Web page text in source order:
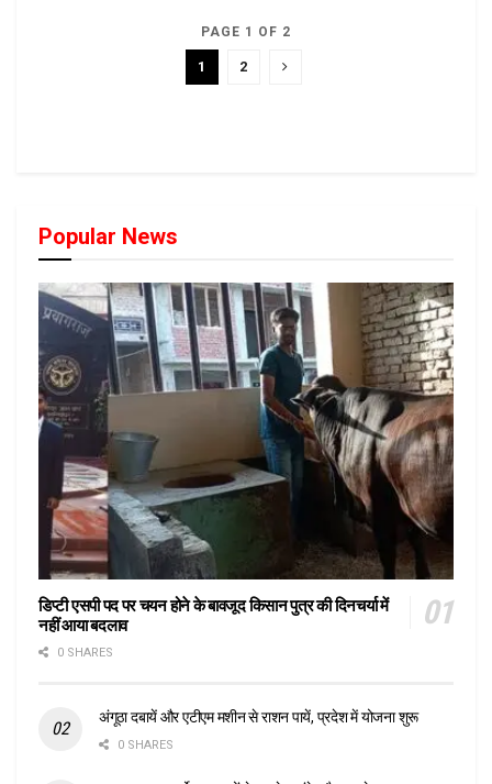
PAGE 1 OF 2
1 2
Popular News
डिप्टी एसपी पद पर चयन होने के बावजूद किसान पुत्र की दिनचर्या में
नहीं आया बदलाव
0 SHARES
अंगूठा दबायें और एटीएम मशीन से राशन पायें, प्रदेश में योजना शुरू
0 SHARES